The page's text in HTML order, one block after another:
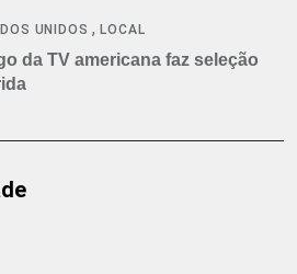
UNIDOS ,LOCAL
da TV americana faz seleção